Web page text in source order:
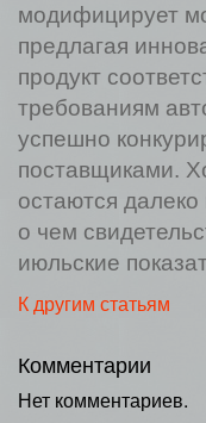
модифицирует
предлагая
продукт
требованиям
успешно
поставщиками.
остаются
о чем
июльские
К другим статьям
Комментарии
Нет комментариев.